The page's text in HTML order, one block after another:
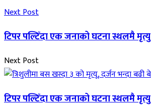
Next Post
टिपर पल्टिँदा एक जनाको घटना स्थलमै मृत्यु
Next Post
टिपर पल्टिँदा एक जनाको घटना स्थलमै मृत्यु